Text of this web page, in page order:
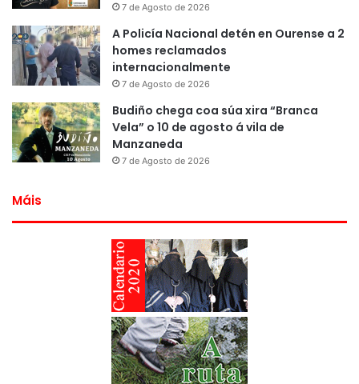
7 de Agosto de 2026
A Policía Nacional detén en Ourense a 2
homes reclamados
internacionalmente
7 de Agosto de 2026
Budiño chega coa súa xira “Branca
Vela” o 10 de agosto á vila de
Manzaneda
7 de Agosto de 2026
Máis